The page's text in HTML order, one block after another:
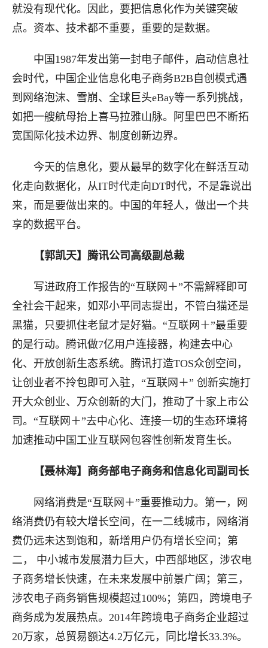
就没有现代化。因此，要把信息化作为关键突破
点。资本、技术都不重要，重要的是数据。
中国1987年发出第一封电子邮件，启动信息社
会时代，中国企业信息化电子商务B2B自创模式遇
到网络泡沫、雪崩、全球巨头eBay等一系列挑战，
如把一艘航母抬上喜马拉雅山脉。阿里巴巴不断拓
宽国际化技术边界、制度创新边界。
今天的信息化，要从最早的数字化在鲜活互动
化走向数据化，从IT时代走向DT时代，不是靠说出
来，而是要做出来的。中国的年轻人，做出一个共
享的数据平台。
【郭凯天】腾讯公司高级副总裁
写进政府工作报告的“互联网＋”不需解释即可
全社会干起来，如邓小平同志提出，不管白猫还是
黑猫，只要抓住老鼠才是好猫。“互联网＋”最重要
的是行动。腾讯做7亿用户连接器，构建去中心
化、开放创新生态系统。腾讯打造TOS众创空间，
让创业者不拎包即可入驻，“互联网＋” 创新实施打
开大众创业、万众创新的大门，推动了十家上市公
司。“互联网＋”去中心化、连接一切的生态环境将
加速推动中国工业互联网包容性创新发育生长。
【聂林海】商务部电子商务和信息化司副司长
网络消费是“互联网＋”重要推动力。第一，网
络消费仍有较大增长空间，在一二线城市，网络消
费仍远未达到饱和，新增用户仍有增长空间；第
二， 中小城市发展潜力巨大，中西部地区，涉农电
子商务增长快速，在未来发展中前景广阔；第三，
涉农电子商务销售规模超过100%；第四，跨境电子
商务成为发展热点。2014年跨境电子商务企业超过
20万家，总贸易额达4.2万亿元，同比增长33.3%。